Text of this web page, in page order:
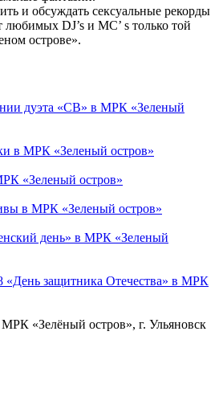
и обсуждать сексуальные рекорды
DJ’s и MC’ s только той
острове».
дуэта «СВ» в МРК «Зеленый
в МРК «Зеленый остров»
«Зеленый остров»
в МРК «Зеленый остров»
день» в МРК «Зеленый
«День защитника Отечества» в МРК
«Зелёный остров», г. Ульяновск